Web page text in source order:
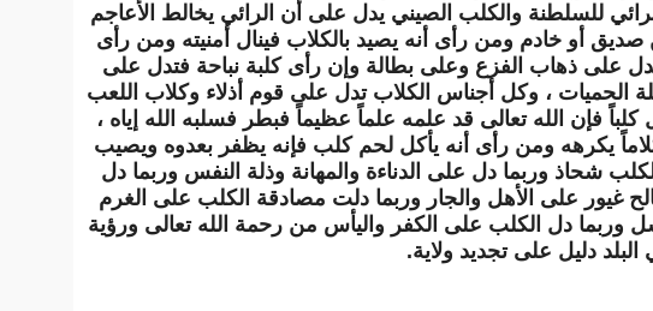
للسلطنة والكلب الصيني يدل على أن الرائي يخالط الأعاجم
أو خادم ومن رأى أنه يصيد بالكلاب فينال أمنيته ومن رأى
تدل على ذهاب الفزع وعلى بطالة وإن رأى كلبة نباحة فتدل على
، وكل أجناس الكلاب تدل على قوم أذلاء وكلاب اللعب
فإن الله تعالى قد علمه علماً عظيماً فبطر فسلبه الله إياه ،
يكرهه ومن رأى أنه يأكل لحم كلب فإنه يظفر بعدوه ويصيب
وربما دل على الدناءة والمهانة وذلة النفس وربما دل
غيور على الأهل والجار وربما دلت مصادقة الكلب على الغرم
وربما دل الكلب على الكفر واليأس من رحمة الله تعالى ورؤية
دليل على تجديد ولاية.